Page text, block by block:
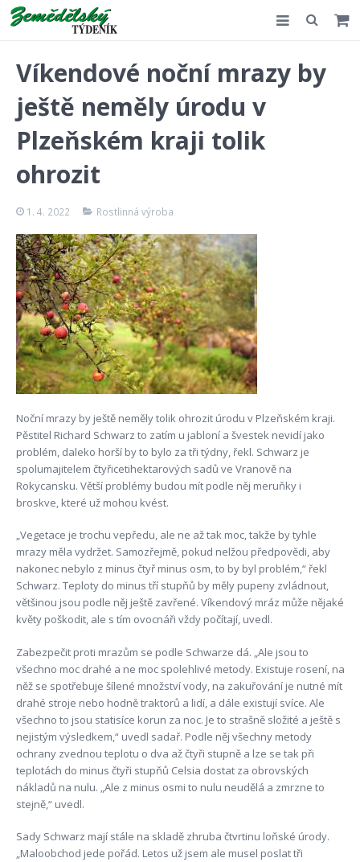
Akce
E-shop
Víkendové noční mrazy by
ještě neměly úrodu v
Plzeňském kraji tolik
ohrozit
1. 4. 2022 Rostlinná výroba
Noční mrazy by ještě neměly tolik ohrozit úrodu v Plzeňském kraji.
Pěstitel Richard Schwarz to zatím u jabloní a švestek nevidí jako
problém, daleko horší by to bylo za tři týdny, řekl. Schwarz je
spolumajitelem čtyřicetihektarových sadů ve Vranově na
Rokycansku. Větší problémy budou mít podle něj meruňky i
broskve, které už mohou kvést.
„Vegetace je trochu vepředu, ale ne až tak moc, takže by tyhle
mrazy měla vydržet. Samozřejmě, pokud nelžou předpovědi, aby
nakonec nebylo z minus čtyř minus osm, to by byl problém,“ řekl
Schwarz. Teploty do minus tří stupňů by měly pupeny zvládnout,
většinou jsou podle něj ještě zavřené. Víkendový mráz může nějaké
květy poškodit, ale s tím ovocnáři vždy počítají, uvedl.
Zabezpečit proti mrazům se podle Schwarze dá. „Ale jsou to
všechno moc drahé a ne moc spolehlivé metody. Existuje rosení, na
něž se spotřebuje šílené množství vody, na zakuřování je nutné mít
drahé stroje nebo hodně traktorů a lidí, a dále existují svíce. Ale
všechno to jsou statisíce korun za noc. Je to strašně složité a ještě s
nejistým výsledkem,“ uvedl sadař. Podle něj všechny metody
ochrany zvednou teplotu o dva až čtyři stupně a lze se tak při
teplotách do minus čtyři stupňů Celsia dostat za obrovských
nákladů na nulu. „Ale z minus osmi to nulu neudělá a zmrzne to
stejně,“ uvedl.
Sady Schwarz mají stále na skladě zhruba čtvrtinu loňské úrody.
„Maloobchod jede pořád. Letos už jsem ale musel poslat tři